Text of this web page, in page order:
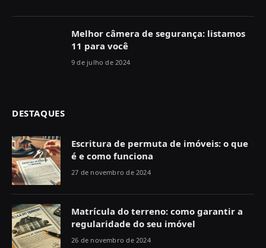
Melhor câmera de segurança: listamos
11 para você
9 de julho de 2024
DESTAQUES
Escritura de permuta de imóveis: o que
é e como funciona
27 de novembro de 2024
Matrícula do terreno: como garantir a
regularidade do seu imóvel
26 de novembro de 2024